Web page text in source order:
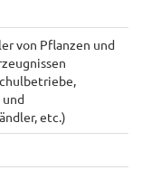
von Pflanzen und
und
etc.)